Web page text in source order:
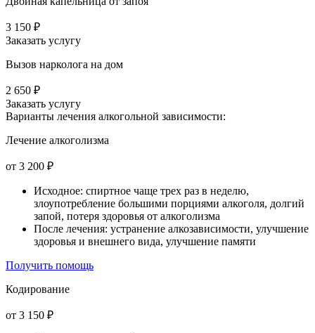
3 150 ₽
Заказать услугу
Вызов нарколога на дом
2 650 ₽
Заказать услугу
Варианты лечения алкогольной зависимости:
Лечение алкоголизма
от 3 200 ₽
Исходное: спиртное чаще трех раз в неделю,
злоупотребление большими порциями алкоголя, долгий
запой, потеря здоровья от алкоголизма
После лечения: устранение алкозависимости, улучшение
здоровья и внешнего вида, улучшение памяти
Получить помощь
Кодирование
от 3 150 ₽